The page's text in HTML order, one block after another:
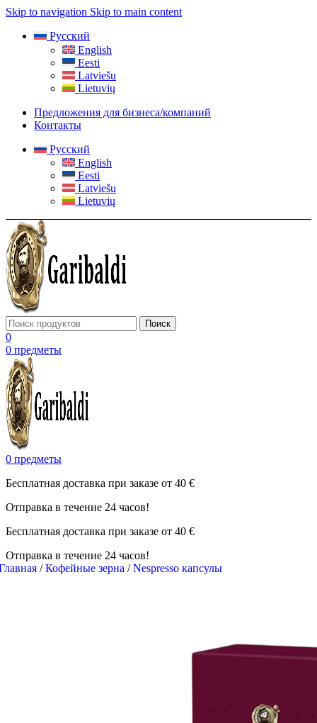
Skip to navigation Skip to main content
Русский
English
Eesti
Latviešu
Lietuvių
Предложения для бизнеса/компаний
Контакты
Русский
English
Eesti
Latviešu
Lietuvių
Поиск
0
0 предметы
0 предметы
Бесплатная доставка при заказе от 40 €
Отправка в течение 24 часов!
Бесплатная доставка при заказе от 40 €
Отправка в течение 24 часов!
/ Кофейные зерна / Nespresso капсулы